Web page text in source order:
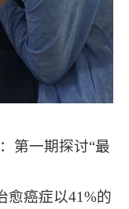
第一期探讨“最
愈癌症以41%的